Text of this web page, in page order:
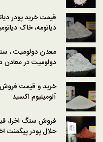
قیمت خرید پودر
دیاتومه، خاک
معدن دولومیت ،
دولومیت در معادن
خرید و قیمت فروش
آلومینیوم اکسید
فروش سنگ اخرا،
حلال پودر پیگمنت